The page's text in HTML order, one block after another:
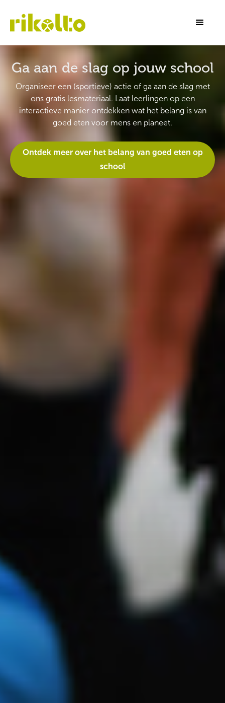
Ga aan de slag op jouw school
Organiseer een (sportieve) actie of ga aan de slag met
ons gratis lesmateriaal. Laat leerlingen op een
interactieve manier ontdekken wat het belang is van
goed eten voor mens en planeet.
Ontdek meer over het belang van goed eten op
school